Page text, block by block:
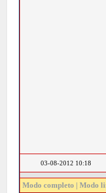
03-08-2012 10:18
Modo completo |Modo